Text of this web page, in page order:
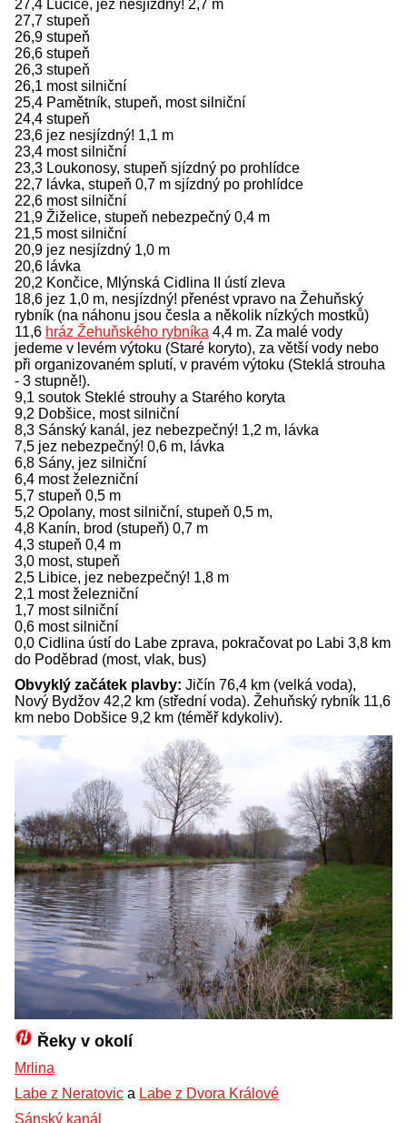
27,4 Lučice, jez nesjízdný! 2,7 m
27,7 stupeň
26,9 stupeň
26,6 stupeň
26,3 stupeň
26,1 most silniční
25,4 Pamětník, stupeň, most silniční
24,4 stupeň
23,6 jez nesjízdný! 1,1 m
23,4 most silniční
23,3 Loukonosy, stupeň sjízdný po prohlídce
22,7 lávka, stupeň 0,7 m sjízdný po prohlídce
22,6 most silniční
21,9 Žiželice, stupeň nebezpečný 0,4 m
21,5 most silniční
20,9 jez nesjízdný 1,0 m
20,6 lávka
20,2 Končice, Mlýnská Cidlina II ústí zleva
18,6 jez 1,0 m, nesjízdný! přenést vpravo na Žehuňský
rybník (na náhonu jsou česla a několik nízkých mostků)
11,6 hráz Žehuňského rybníka 4,4 m. Za malé vody
jedeme v levém výtoku (Staré koryto), za větší vody nebo
při organizovaném splutí, v pravém výtoku (Steklá strouha
- 3 stupně!).
9,1 soutok Steklé strouhy a Starého koryta
9,2 Dobšice, most silniční
8,3 Sánský kanál, jez nebezpečný! 1,2 m, lávka
7,5 jez nebezpečný! 0,6 m, lávka
6,8 Sány, jez silniční
6,4 most železniční
5,7 stupeň 0,5 m
5,2 Opolany, most silniční, stupeň 0,5 m,
4,8 Kanín, brod (stupeň) 0,7 m
4,3 stupeň 0,4 m
3,0 most, stupeň
2,5 Libice, jez nebezpečný! 1,8 m
2,1 most železniční
1,7 most silniční
0,6 most silniční
0,0 Cidlina ústí do Labe zprava, pokračovat po Labi 3,8 km
do Poděbrad (most, vlak, bus)
Obvyklý začátek plavby: Jičín 76,4 km (velká voda),
Nový Bydžov 42,2 km (střední voda). Žehuňský rybník 11,6
km nebo Dobšice 9,2 km (téměř kdykoliv).
Řeky v okolí
Mrlina
Labe z Neratovic a Labe z Dvora Králové
Sánský kanál